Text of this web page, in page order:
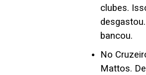
clubes.
bancou.
No
Mattos.